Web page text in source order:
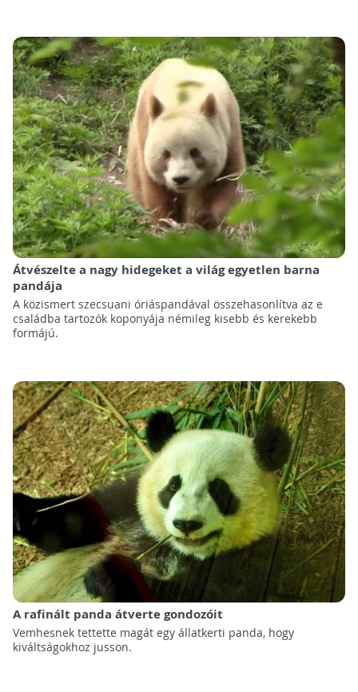
Átvészelte a nagy hidegeket a világ egyetlen barna
pandája
A közismert szecsuani óriáspandával összehasonlítva az e
családba tartozók koponyája némileg kisebb és kerekebb
formájú.
A rafinált panda átverte gondozóit
Vemhesnek tettette magát egy állatkerti panda, hogy
kiváltságokhoz jusson.